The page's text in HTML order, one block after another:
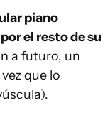
piano
el resto de su
a futuro, un
que lo